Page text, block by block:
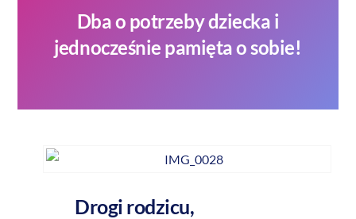
Dba o potrzeby dziecka i
jednocześnie pamięta o sobie!
Drogi rodzicu,